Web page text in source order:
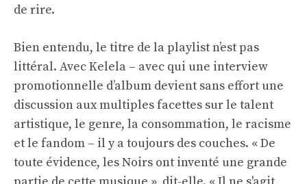
de rire.
Bien entendu, le titre de la playlist n’est pas
littéral. Avec Kelela – avec qui une interview
promotionnelle d’album devient sans effort une
discussion aux multiples facettes sur le talent
artistique, le genre, la consommation, le racisme
et le fandom – il y a toujours des couches. « De
toute évidence, les Noirs ont inventé une grande